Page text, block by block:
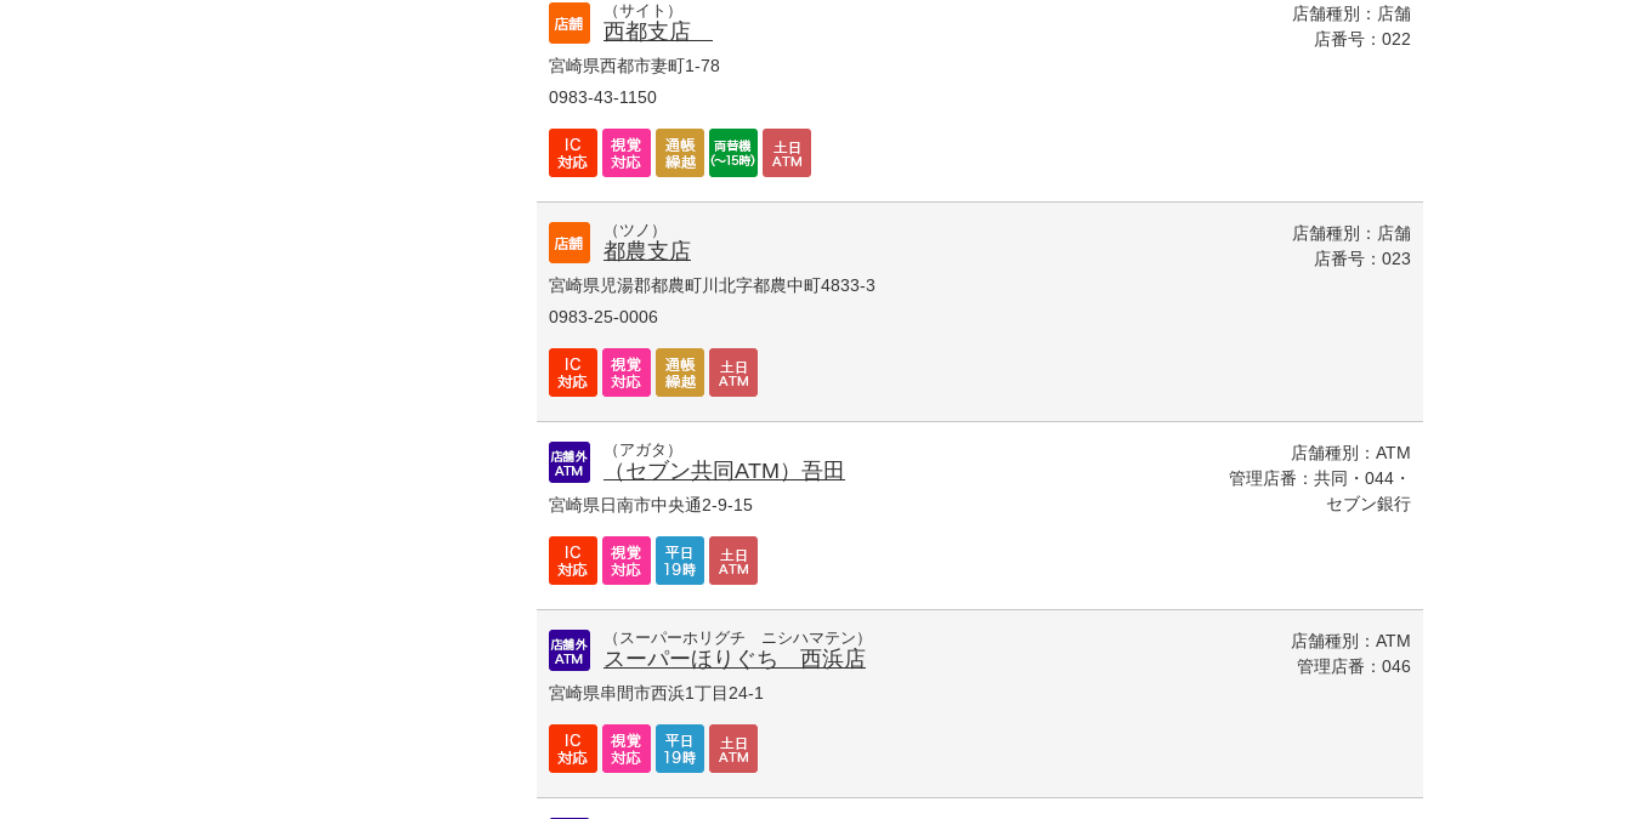
（サイト）
西都支店
宮崎県西都市妻町1-78
0983-43-1150
店舗種別：店舗
店番号：022
（ツノ）
都農支店
宮崎県児湯郡都農町川北字都農中町4833-3
0983-25-0006
店舗種別：店舗
店番号：023
（アガタ）
（セブン共同ATM）吾田
宮崎県日南市中央通2-9-15
店舗種別：ATM
管理店番：共同・044・
セブン銀行
（スーパーホリグチ ニシハマテン）
スーパーほりぐち 西浜店
宮崎県串間市西浜1丁目24-1
店舗種別：ATM
管理店番：046